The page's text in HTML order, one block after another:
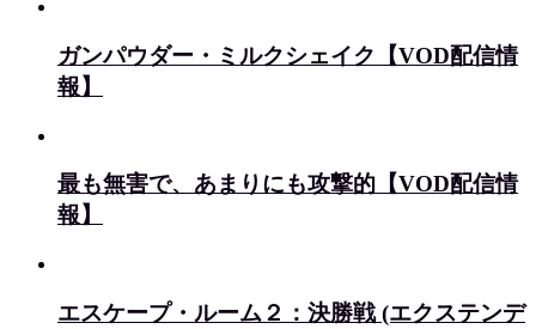
ガンパウダー・ミルクシェイク【VOD配信情
報】
最も無害で、あまりにも攻撃的【VOD配信情
報】
エスケープ・ルーム２：決勝戦 (エクステンデ